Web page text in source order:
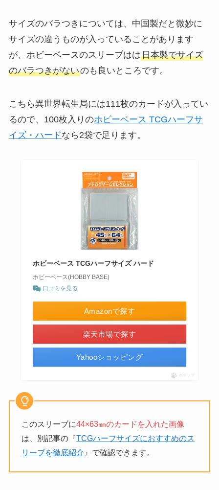
サイズのバラつきについては、中国製だと微妙に
サイズの違うものが入っていることがあります
が、ホビーベースのスリーブはは日本製でサイズ
のバラつきがないのも良いところです。
こちら異世界転生局には111枚のカードが入ってい
るので、100枚入りのホビーベース TCGハーフサ
イズ・ハードなら2袋で足ります。
ホビーベース TCGハーフサイズ ハード
ホビーベース(HOBBY BASE)
口コミを見る
Amazonで探す
楽天市場で探す
Yahooショッピング
ポチップ
このスリーブに44×63㎜のカードを入れた画像
は、別記事の『TCGハーフサイズにおすすめのス
リーブを徹底紹介 』で確認できます。